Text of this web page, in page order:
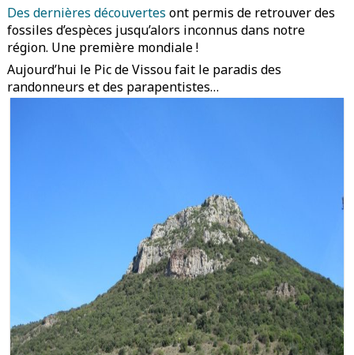
Des dernières découvertes ont permis de retrouver des
fossiles d’espèces jusqu’alors inconnus dans notre
région. Une première mondiale !
Aujourd’hui le Pic de Vissou fait le paradis des
randonneurs et des parapentistes…